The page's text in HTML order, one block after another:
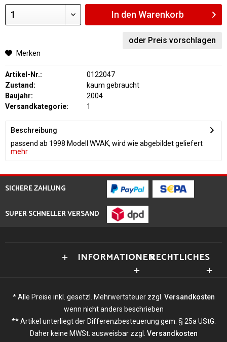
In den Warenkorb
oder Preis vorschlagen
Merken
Artikel-Nr.:
0122047
Zustand:
kaum gebraucht
Baujahr:
2004
Versandkategorie:
1
Beschreibung
passend ab 1998 Modell WVAK, wird wie abgebildet geliefert
mehr
SICHERE ZAHLUNG
SUPER SCHNELLER VERSAND
INFORMATIONENRECHTLICHES
* Alle Preise inkl. gesetzl. Mehrwertsteuer zzgl. Versandkosten
wenn nicht anders beschrieben
** Artikel unterliegt der Differenzbesteuerung gem. § 25a UStG.
Daher keine MWSt. ausweisbar zzgl. Versandkosten